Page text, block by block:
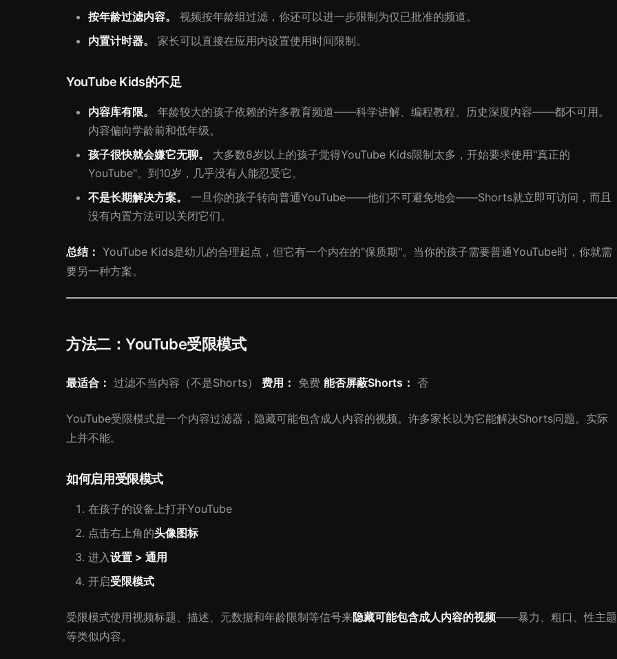
按年龄过滤内容。
视频按年龄组过滤，你还可以进一步限制为仅已批准的频道。
内置计时器。
家长可以直接在应用内设置使用时间限制。
YouTube Kids的不足
内容库有限。
年龄较大的孩子依赖的许多教育频道——科学讲解、编程教程、历史深度内容——都不可用。
内容偏向学龄前和低年级。
孩子很快就会嫌它无聊。
大多数8岁以上的孩子觉得YouTube Kids限制太多，开始要求使用"真正的
YouTube"。到10岁，几乎没有人能忍受它。
不是长期解决方案。
一旦你的孩子转向普通YouTube——他们不可避免地会——Shorts就立即可访问，而且
没有内置方法可以关闭它们。
总结： YouTube Kids是幼儿的合理起点，但它有一个内在的"保质期"。当你的孩子需要普通YouTube时，你就需
要另一种方案。
方法二：YouTube受限模式
最适合： 过滤不当内容（不是Shorts） 费用： 免费 能否屏蔽Shorts： 否
YouTube受限模式是一个内容过滤器，隐藏可能包含成人内容的视频。许多家长以为它能解决Shorts问题。实际
上并不能。
如何启用受限模式
在孩子的设备上打开YouTube
点击右上角的头像图标
进入设置 > 通用
开启受限模式
受限模式使用视频标题、描述、元数据和年龄限制等信号来隐藏可能包含成人内容的视频——暴力、粗口、性主题
等类似内容。